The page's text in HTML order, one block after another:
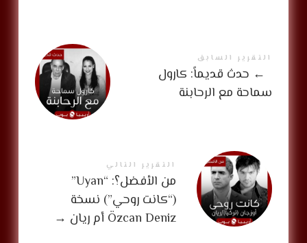
التقرير السابق
← حدث قديماً: كارول
سماحة مع الرحابنة
التقرير التالي
من الأفضل؟: “Uyan”
(“كانت روحي”) نسخة
Özcan Deniz أم ريان
→